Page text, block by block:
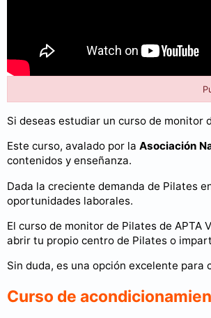
Si deseas estudiar un curso de monitor
Este curso, avalado por la Asociación
contenidos y enseñanza.
Dada la creciente demanda de Pilates
oportunidades laborales.
El curso de monitor de Pilates de
abrir tu propio centro de Pilates o
Sin duda, es una opción excelente
Curso de